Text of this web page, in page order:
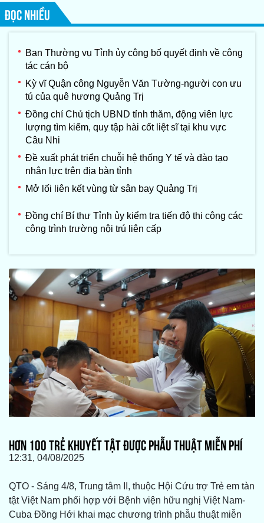
ĐỌC NHIỀU
Ban Thường vụ Tỉnh ủy công bố quyết định về công
tác cán bộ
Kỳ vĩ Quận công Nguyễn Văn Tường-người con ưu
tú của quê hương Quảng Trị
Đồng chí Chủ tịch UBND tỉnh thăm, động viên lực
lượng tìm kiếm, quy tập hài cốt liệt sĩ tại khu vực
Câu Nhi
Đề xuất phát triển chuỗi hệ thống Y tế và đào tạo
nhân lực trên địa bàn tỉnh
Mở lối liên kết vùng từ sân bay Quảng Trị
Đồng chí Bí thư Tỉnh ủy kiểm tra tiến độ thi công các
công trình trường nội trú liên cấp
HƠN 100 TRẺ KHUYẾT TẬT ĐƯỢC PHẪU THUẬT MIỄN PHÍ
12:31, 04/08/2025
QTO - Sáng 4/8, Trung tâm II, thuộc Hội Cứu trợ Trẻ em tàn
tật Việt Nam phối hợp với Bệnh viện hữu nghị Việt Nam-
Cuba Đồng Hới khai mạc chương trình phẫu thuật miễn